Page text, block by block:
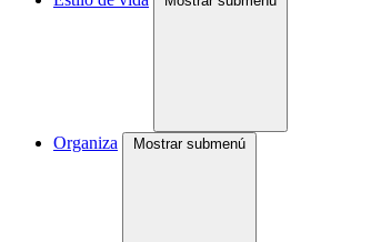
Organiza Mostrar submenú